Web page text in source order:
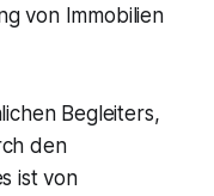
von Immobilien
Begleiters,
den
ist von